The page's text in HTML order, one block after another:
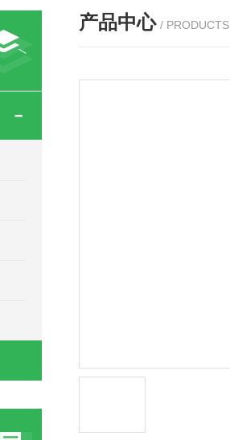
产品中心 / PRODUCTS